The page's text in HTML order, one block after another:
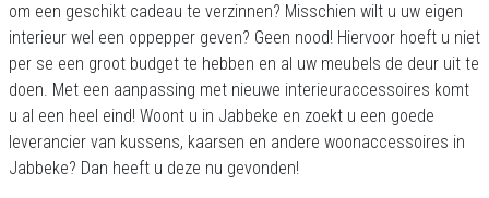
om een geschikt cadeau te verzinnen? Misschien wilt u uw eigen
interieur wel een oppepper geven? Geen nood! Hiervoor hoeft u niet
per se een groot budget te hebben en al uw meubels de deur uit te
doen. Met een aanpassing met nieuwe interieuraccessoires komt
u al een heel eind! Woont u in Jabbeke en zoekt u een goede
leverancier van kussens, kaarsen en andere woonaccessoires in
Jabbeke? Dan heeft u deze nu gevonden!